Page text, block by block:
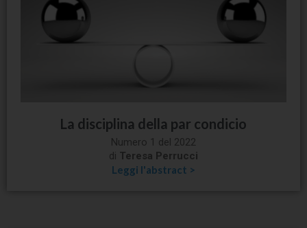
La disciplina della par condicio
Numero 1 del 2022
di Teresa Perrucci
Leggi l'abstract >